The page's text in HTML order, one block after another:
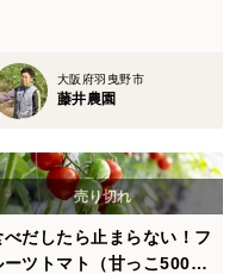
大阪府羽曳野市
藤井農園
べだしたら止まらない！フ
ーツトマト（甘っこ500g×